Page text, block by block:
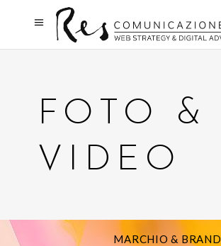
FOTO &
VIDEO
MARCHIO & BRAND